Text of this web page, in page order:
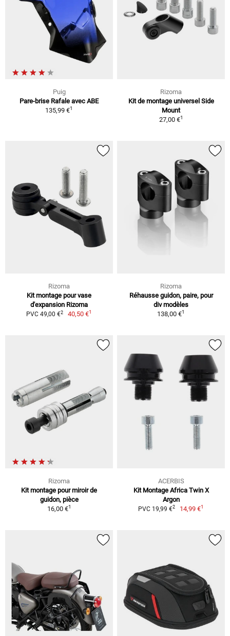
Puig
Pare-brise Rafale avec ABE
135,99 €1
Rizoma
Kit de montage universel Side
Mount
27,00 €1
Rizoma
Kit montage pour vase
d'expansion Rizoma
PVC 49,00 €2 40,50 €1
Rizoma
Réhausse guidon, paire, pour
div modèles
138,00 €1
Rizoma
Kit montage pour miroir de
guidon, pièce
16,00 €1
ACERBIS
Kit Montage Africa Twin X
Argon
PVC 19,99 €2 14,99 €1